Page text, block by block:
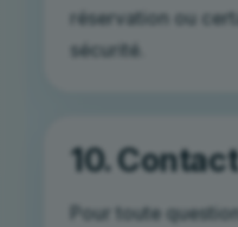
réservation ou
sécurité.
10. Contact
Pour toute